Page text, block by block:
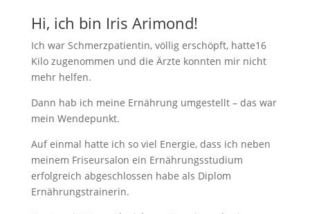
Hi, ich bin Iris Arimond!
Ich war Schmerzpatientin, völlig erschöpft, hatte16
Kilo zugenommen und die Ärzte konnten mir nicht
mehr helfen.
Dann hab ich meine Ernährung umgestellt – das war
mein Wendepunkt.
Auf einmal hatte ich so viel Energie, dass ich neben
meinem Friseursalon ein Ernährungsstudium
erfolgreich abgeschlossen habe als Diplom
Ernährungstrainerin.